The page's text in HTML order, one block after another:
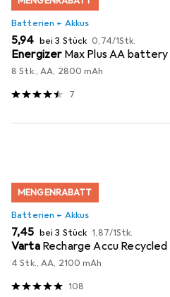
Batterien + Akkus
EUR
5,94 bei 3 Stück EUR
0,74/1Stk.
Energizer Max Plus AA battery
8 Stk., AA, 2800 mAh
7
MENGENRABATT
Batterien + Akkus
EUR
7,45 bei 3 Stück EUR
1,87/1Stk.
Varta Recharge Accu Recycled
4 Stk., AA, 2100 mAh
108